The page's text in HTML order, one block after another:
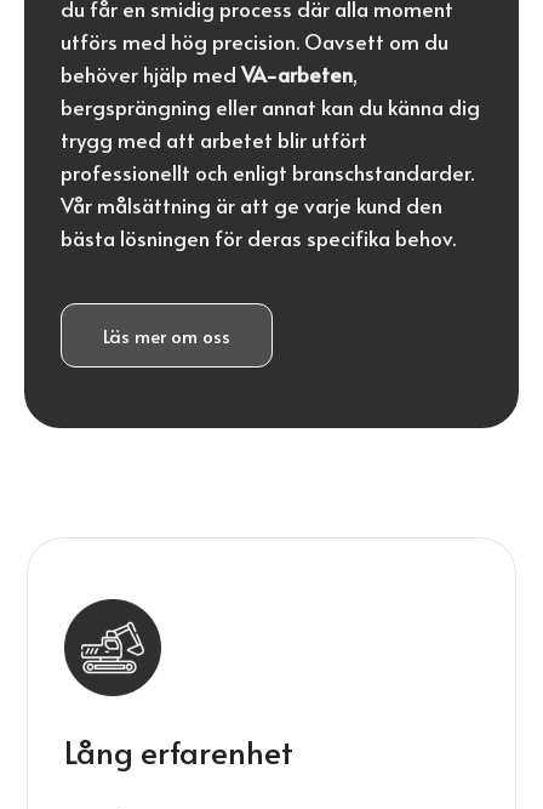
du får en smidig process där alla moment
utförs med hög precision. Oavsett om du
behöver hjälp medVA-arbeten,
bergsprängning eller annat kan du känna dig
trygg med att arbetet blir utfört
professionellt och enligt branschstandarder.
Vår målsättning är att ge varje kund den
bästa lösningen för deras specifika behov.
Läs mer om oss
Lång erfarenhet